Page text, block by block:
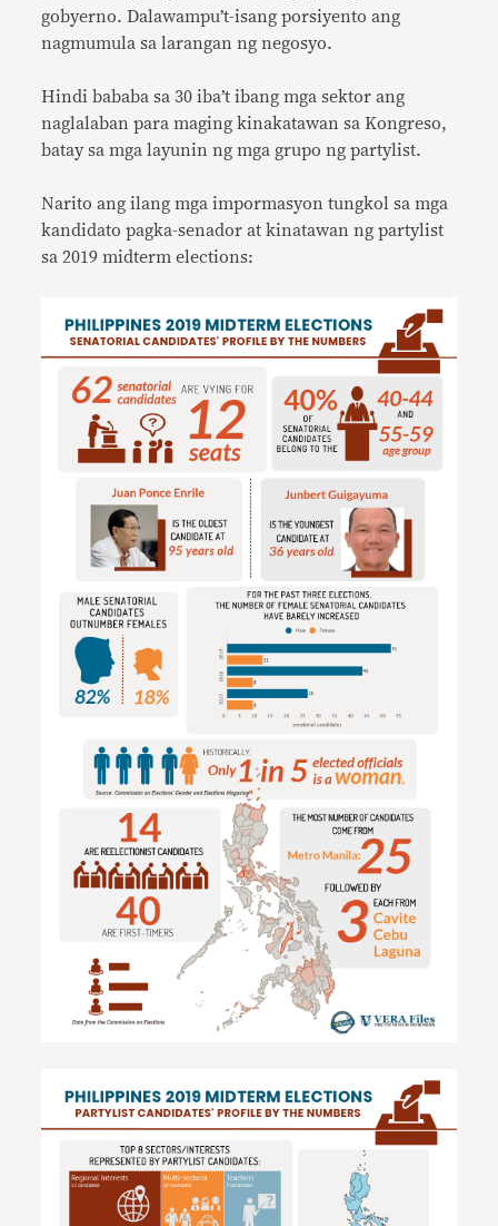
gobyerno. Dalawampu’t-isang porsiyento ang
nagmumula sa larangan ng negosyo.
Hindi bababa sa 30 iba’t ibang mga sektor ang
naglalaban para maging kinakatawan sa Kongreso,
batay sa mga layunin ng mga grupo ng partylist.
Narito ang ilang mga impormasyon tungkol sa mga
kandidato pagka-senador at kinatawan ng partylist
sa 2019 midterm elections: